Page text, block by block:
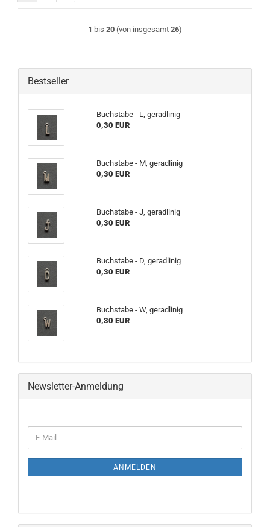
1 bis 20 (von insgesamt 26)
Bestseller
Buchstabe - L, geradlinig
0,30 EUR
Buchstabe - M, geradlinig
0,30 EUR
Buchstabe - J, geradlinig
0,30 EUR
Buchstabe - D, geradlinig
0,30 EUR
Buchstabe - W, geradlinig
0,30 EUR
Newsletter-Anmeldung
ZUR
E-
Mail
ANMELDEN